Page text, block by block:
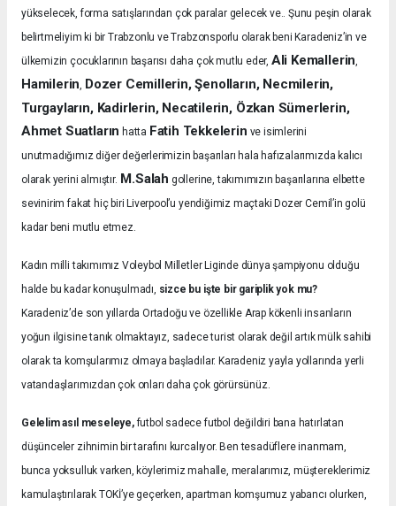
yükselecek, forma satışlarından çok paralar gelecek ve.. Şunu peşin olarak
belirtmeliyim ki bir Trabzonlu ve Trabzonsporlu olarak beni Karadeniz’in ve
ülkemizin çocuklarının başarısı daha çok mutlu eder, Ali Kemallerin,
Hamilerin, Dozer Cemillerin, Şenolların, Necmilerin,
Turgayların, Kadirlerin, Necatilerin, Özkan Sümerlerin,
Ahmet Suatların hatta Fatih Tekkelerin ve isimlerini
unutmadığımız diğer değerlerimizin başarıları hala hafızalarımızda kalıcı
olarak yerini almıştır. M.Salah gollerine, takımımızın başarılarına elbette
sevinirim fakat hiç biri Liverpool’u yendiğimiz maçtaki Dozer Cemil’in golü
kadar beni mutlu etmez.
Kadın milli takımımız Voleybol Milletler Liginde dünya şampiyonu olduğu
halde bu kadar konuşulmadı, sizce bu işte bir gariplik yok mu?
Karadeniz’de son yıllarda Ortadoğu ve özellikle Arap kökenli insanların
yoğun ilgisine tanık olmaktayız, sadece turist olarak değil artık mülk sahibi
olarak ta komşularımız olmaya başladılar. Karadeniz yayla yollarında yerli
vatandaşlarımızdan çok onları daha çok görürsünüz.
Gelelim asıl meseleye,futbol sadece futbol değildiri bana hatırlatan
düşünceler zihnimin bir tarafını kurcalıyor. Ben tesadüflere inanmam,
bunca yoksulluk varken, köylerimiz mahalle, meralarımız, müştereklerimiz
kamulaştırılarak TOKİ’ye geçerken, apartman komşumuz yabancı olurken,